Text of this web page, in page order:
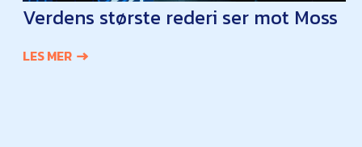
Verdens største rederi ser mot Moss
LES MER